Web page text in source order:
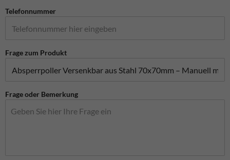
Telefonnummer
Frage zum Produkt
Frage oder Bemerkung